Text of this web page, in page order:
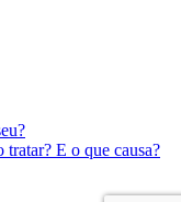
tratar? E o que causa?